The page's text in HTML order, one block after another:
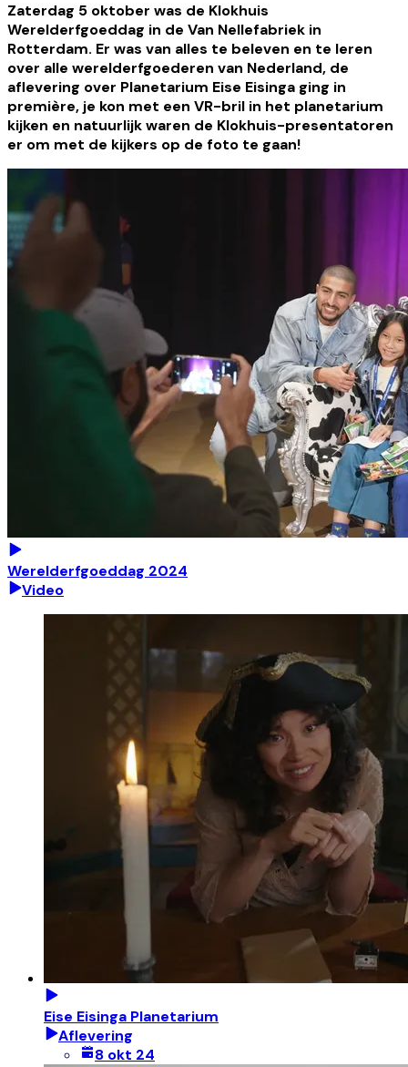
Zaterdag 5 oktober was de Klokhuis
Werelderfgoeddag in de Van Nellefabriek in
Rotterdam. Er was van alles te beleven en te leren
over alle werelderfgoederen van Nederland, de
aflevering over Planetarium Eise Eisinga ging in
première, je kon met een VR-bril in het planetarium
kijken en natuurlijk waren de Klokhuis-presentatoren
er om met de kijkers op de foto te gaan!
Werelderfgoeddag 2024
Video
Eise Eisinga Planetarium
Aflevering
8 okt 24